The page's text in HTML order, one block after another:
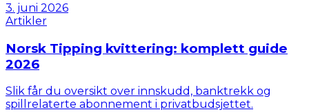
3. juni 2026
Artikler
Norsk Tipping kvittering: komplett guide
2026
Slik får du oversikt over innskudd, banktrekk og
spillrelaterte abonnement i privatbudsjettet.